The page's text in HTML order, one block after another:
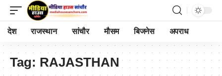
देश राजस्थान सांचौर मौसम बिजनेस अपराध
Tag: RAJASTHAN